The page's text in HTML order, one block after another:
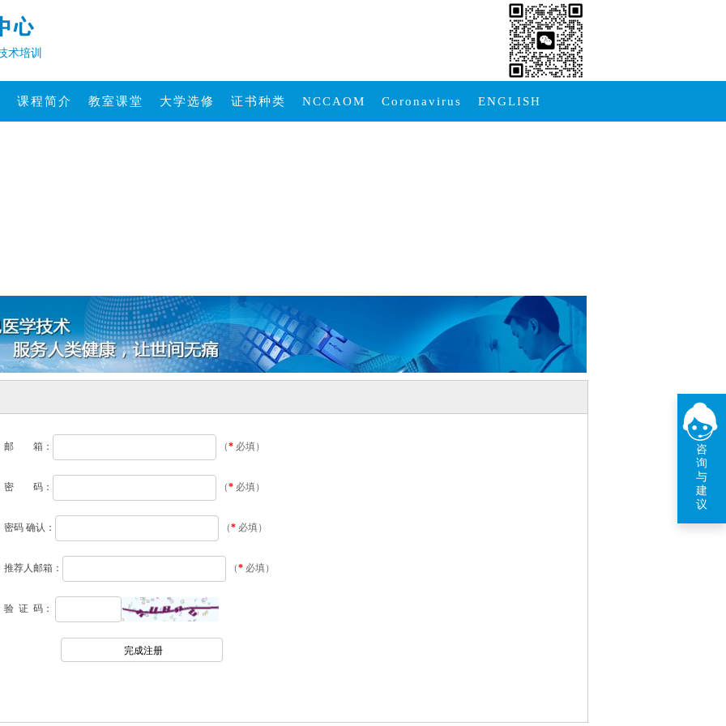
培训
课程简介 教室课堂 大学选修 证书种类 NCCAOM Coronavirus ENGLISH
邮 箱： （* 必填）
密 码： （* 必填）
密码 确认： （* 必填）
推荐人邮箱： （* 必填）
验 证 码：
咨
询
与
建
议